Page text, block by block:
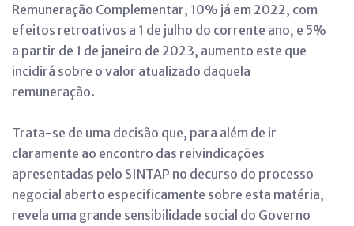
Remuneração Complementar, 10% já em 2022, com
efeitos retroativos a 1 de julho do corrente ano, e 5%
a partir de 1 de janeiro de 2023, aumento este que
incidirá sobre o valor atualizado daquela
remuneração.
Trata-se de uma decisão que, para além de ir
claramente ao encontro das reivindicações
apresentadas pelo SINTAP no decurso do processo
negocial aberto especificamente sobre esta matéria,
revela uma grande sensibilidade social do Governo